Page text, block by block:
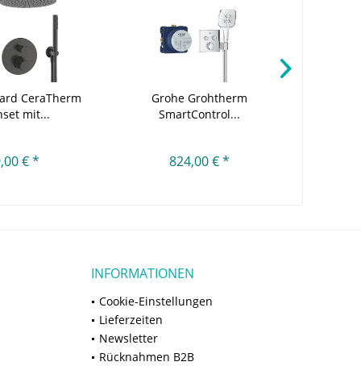
CeraTherm
mit...
€ *
Grohe Grohtherm
SmartControl...
824,00 € *
INFORMATIONEN
Cookie-Einstellungen
Lieferzeiten
Newsletter
Rücknahmen B2B